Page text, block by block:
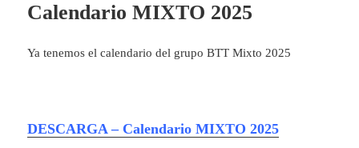
Calendario MIXTO 2025
Ya tenemos el calendario del grupo BTT Mixto 2025
DESCARGA – Calendario MIXTO 2025